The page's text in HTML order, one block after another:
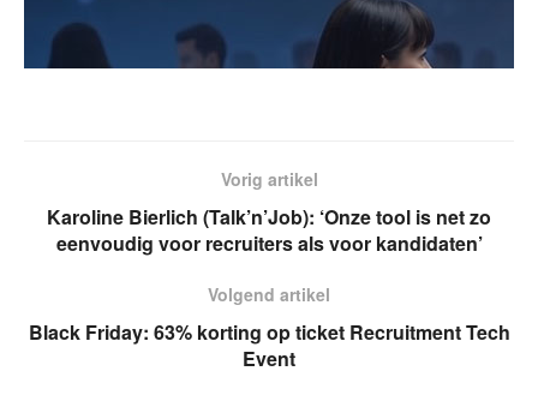
Vorig artikel
Karoline Bierlich (Talk’n’Job): ‘Onze tool is net zo
eenvoudig voor recruiters als voor kandidaten’
Volgend artikel
Black Friday: 63% korting op ticket Recruitment Tech
Event